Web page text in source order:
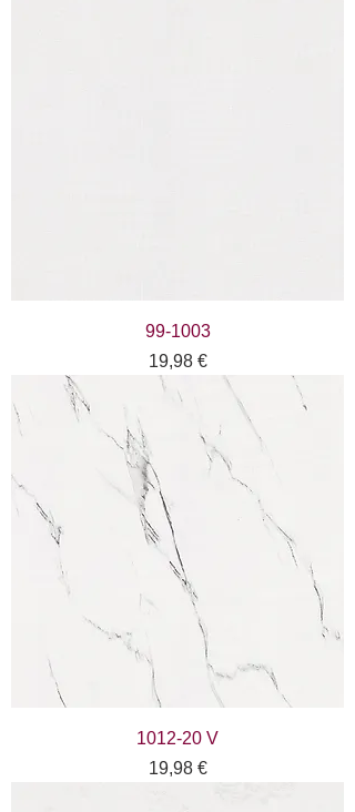
99-1003
Цена
19,98 €
1012-20 V
Цена
19,98 €